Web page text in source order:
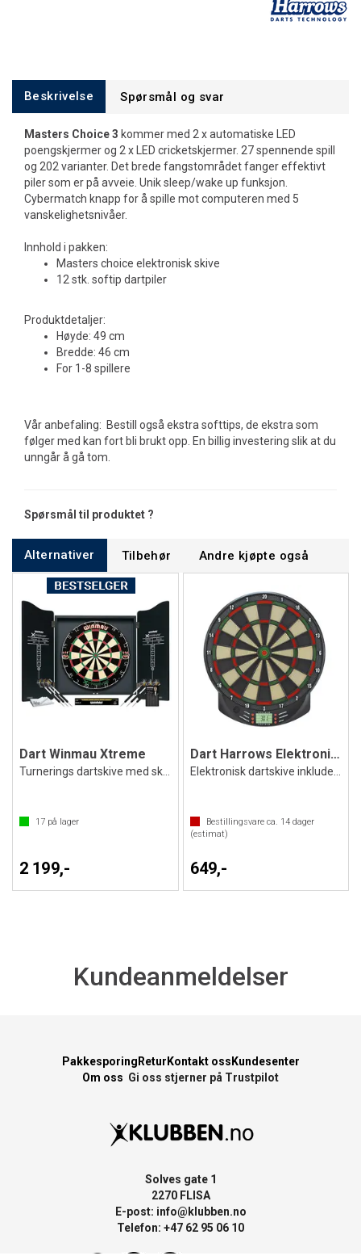
Beskrivelse Spørsmål og svar
Masters Choice 3 kommer med 2 x automatiske LED
poengskjermer og 2 x LED cricketskjermer. 27 spennende spill
og 202 varianter. Det brede fangstområdet fanger effektivt
piler som er på avveie. Unik sleep/wake up funksjon.
Cybermatch knapp for å spille mot computeren med 5
vanskelighetsnivåer.
Innhold i pakken:
Masters choice elektronisk skive
12 stk. softip dartpiler
Produktdetaljer:
Høyde: 49 cm
Bredde: 46 cm
For 1-8 spillere
Vår anbefaling: Bestill også ekstra softtips, de ekstra som
følger med kan fort bli brukt opp. En billig investering slik at du
unngår å gå tom.
Spørsmål til produktet ?
Alternativer Tilbehør Andre kjøpte også
Dart Winmau Xtreme
17 på lager
2 199,-
Dart Harrows Elektronisk Electro 3
Bestillingsvare ca. 14dager
(estimat)
649,-
Kundeanmeldelser
PakkesporingReturKontakt ossKundesenter
Om oss Gi oss stjerner på Trustpilot
Solves gate 1
2270 FLISA
E-post: info@klubben.no
Telefon: +47 62 95 06 10